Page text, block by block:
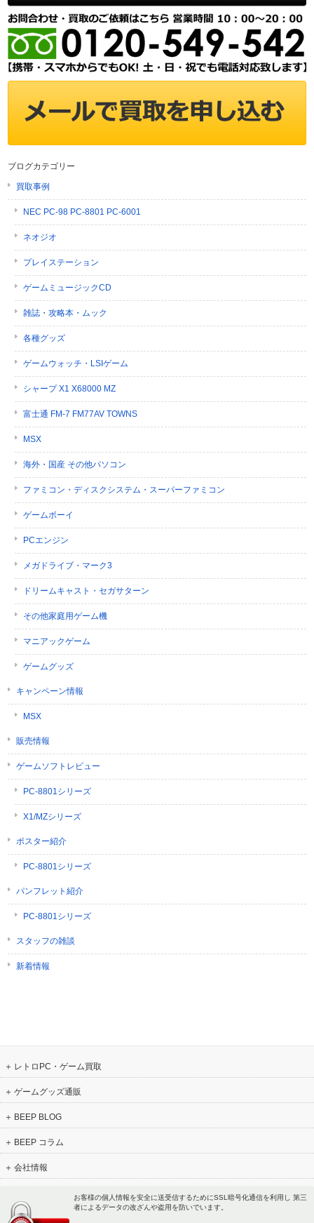
ブログカテゴリー
買取事例
NEC PC-98 PC-8801 PC-6001
ネオジオ
プレイステーション
ゲームミュージックCD
雑誌・攻略本・ムック
各種グッズ
ゲームウォッチ・LSIゲーム
シャープ X1 X68000 MZ
富士通 FM-7 FM77AV TOWNS
MSX
海外・国産 その他パソコン
ファミコン・ディスクシステム・スーパーファミコン
ゲームボーイ
PCエンジン
メガドライブ・マーク3
ドリームキャスト・セガサターン
その他家庭用ゲーム機
マニアックゲーム
ゲームグッズ
キャンペーン情報
MSX
販売情報
ゲームソフトレビュー
PC-8801シリーズ
X1/MZシリーズ
ポスター紹介
PC-8801シリーズ
パンフレット紹介
PC-8801シリーズ
スタッフの雑談
新着情報
レトロPC・ゲーム買取
ゲームグッズ通販
BEEP BLOG
BEEP コラム
会社情報
お客様の個人情報を安全に送受信するためにSSL暗号化通信を利用し 第三
者によるデータの改ざんや盗用を防いでいます。